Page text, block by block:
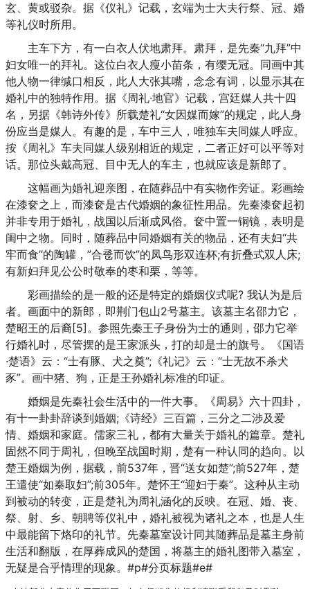
玄、黄或驳杂。据《仪礼》记载，玄端为士大夫行祭、冠、婚
等礼仪时所用。
主车下方，有一白衣人伏地肃拜。肃拜，是先秦“九拜”中
妇女唯一的拜礼。这位白衣人瘦小苗条，有缨无冠。同画中其
他人物一律缄口相反，此人大张其嘴，念念有词，以显示其在
婚礼中的独特作用。据《周礼·地官》记载，宫廷媒人共十四
名，另据《韩诗外传》所载楚礼“女因媒而嫁”的规定，此人身
份应当是媒人。有趣的是，车中三人，唯独车夫同媒人呼应。
按《周礼》车夫同媒人级别相近的规定，二者正好可以平等对
话。那位头戴高冠、目中无人的车主，也就应该是新郎了。
这幅画为婚礼迎亲图，在随葬品中有实物作旁证。彩画绘
在漆奁之上，而漆奁是古代婚姻的象征性用品。先秦漆奁起初
并非专用于婚礼，战国以后渐成风俗。奁中置一铜镜，表明是
闺中之物。同时，随葬品中同婚姻有关的物品，还有夫妇“共
牢而食”的陶罐，”合卺而饮”的凤鸟形双连杯;有折叠式双人床;
有新妇拜见公公时敬奉的枣和栗，等等。
彩画描绘的是一般的还是特定的婚姻仪式呢? 我认为是后
者。画面中的新郎，即荆门包山2号墓主。该墓主名邵力它，
楚昭王的后裔[5]。参照先秦王子身份为士的通则，邵力它举
行婚礼时，尽管摆的是王家派头，打的却是士的旗号。《国语
·楚语》云：“士有豚、犬之奠”;《礼记》云：“士无故不杀犬
豕”。画中猪、狗，正是王孙婚礼标准的印证。
婚姻是先秦社会生活中的一件大事。《周易》六十四卦，
有十一卦卦辞谈到婚姻;《诗经》三百篇，三分之二涉及爱
情、婚姻和家庭。儒家三礼，都有大量关于婚礼的篇章。楚礼
固然不同于周礼，但晚至战国时期，楚有一种认同的趋向。以
楚王婚姻为例，据载，前537年，晋“送女如楚”;前527年，楚
王遣使“如秦取妇”;前305年。楚怀王“迎妇于秦”。这种从主动
到被动的转变，正是楚礼为周礼涵化的反映。在冠、婚、丧、
祭、射、乡、朝聘等仪礼中，婚礼被视为诸礼之本，也是人生
中最能留下烙印的礼节。先秦墓室设计同其随葬品是墓主身前
生活和翻版，在厚葬成风的楚国，将墓主的婚礼图带入墓室，
无疑是合乎情理的现象。#p#分页标题#e#